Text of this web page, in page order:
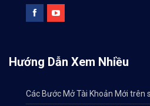
Hướng Dẫn Xem Nhiều
Các Bước Mở Tài Khoản Mới trên